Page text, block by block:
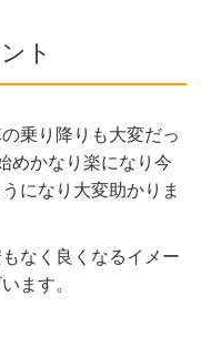
ト
乗り降りも大変だっ
めかなり楽になり今
になり大変助かりま
なく良くなるイメー
ます。